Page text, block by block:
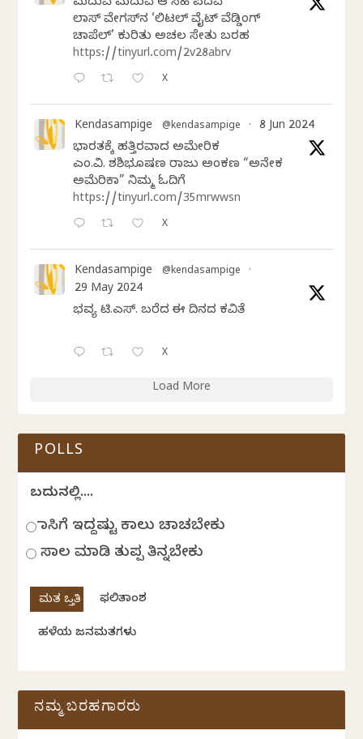
ಲಾಸ್‌ ವೇಗಸ್‌ನ ‘ಲಿಟಲ್ ವೈಟ್ ವೆಡ್ಡಿಂಗ್
ಚಾಪೆಲ್’ ಕುರಿತು ಅಚಲ ಸೇತು ಬರಹ
https://tinyurl.com/2v28abrv
X
Kendasampige @kendasampige · 8 Jun 2024
ಭಾರತಕ್ಕೆ ಹತ್ತಿರವಾದ ಅಮೇರಿಕ
ಎಂ.ವಿ. ಶಶಿಭೂಷಣ ರಾಜು ಅಂಕಣ “ಅನೇಕ
ಅಮೆರಿಕಾ” ನಿಮ್ಮ ಓದಿಗೆ
https://tinyurl.com/35mrwwsn
X
Kendasampige @kendasampige ·
29 May 2024
ಭವ್ಯ ಟಿ.ಎಸ್. ಬರೆದ ಈ ದಿನದ ಕವಿತೆ
X
Load More
POLLS
ಬದುಕಿನಲ್ಲಿ....
ಹಾಸಿಗೆ ಇದ್ದಷ್ಟು ಕಾಲು ಚಾಚಬೇಕು
ಸಾಲ ಮಾಡಿ ತುಪ್ಪ ತಿನ್ನಬೇಕು
ಫಲಿತಾಂಶ
ಹಳೆಯ ಜನಮತಗಳು
ನಮ್ಮ ಬರಹಗಾರರು